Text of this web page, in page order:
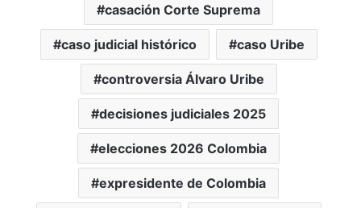
casación Corte Suprema
caso judicial histórico caso Uribe
controversia Álvaro Uribe
decisiones judiciales 2025
elecciones 2026 Colombia
expresidente de Colombia